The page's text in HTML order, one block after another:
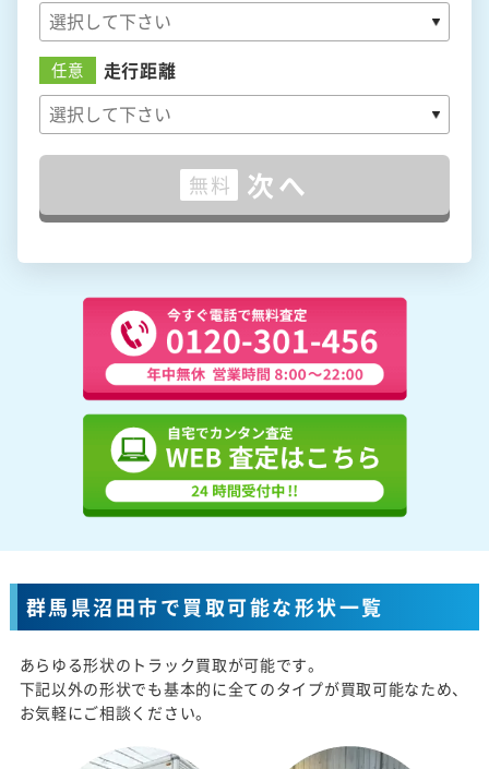
任意 走行距離
無料 次へ
群馬県沼田市で買取可能な形状一覧
あらゆる形状のトラック買取が可能です。
下記以外の形状でも基本的に全てのタイプが買取可能なため、
お気軽にご相談ください。